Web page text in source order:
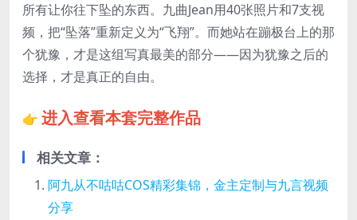
所有让你往下坠的东西。九曲Jean用40张照片和7支视
频，把“坠落”重新定义为“飞翔”。而她站在蹦极台上的那
个犹豫，才是这组写真最美的部分——因为犹豫之后的
选择，才是真正的自由。
👉 进入查看本套完整作品
相关文章：
阿九从不咕咕COS精彩集锦，金主定制与九言视频
分享